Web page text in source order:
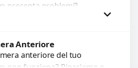
presenta problemi?
per risolvere guasti come
Procedi
Anteriore
anteriore del tuo